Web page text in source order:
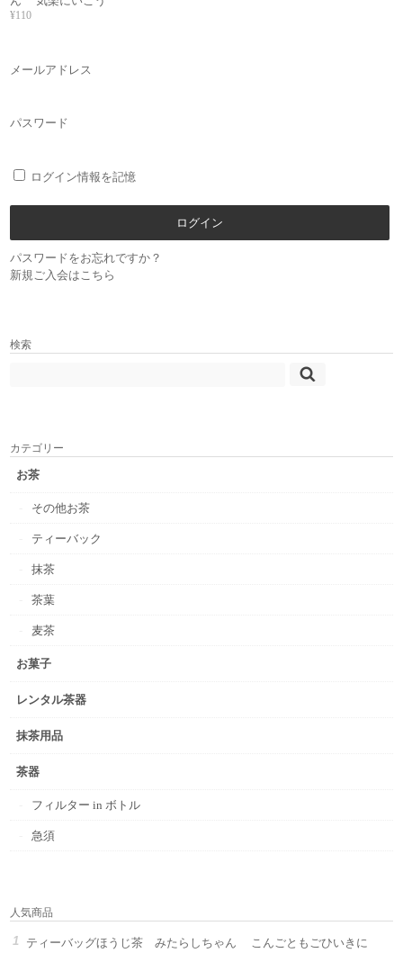
¥110
メールアドレス
パスワード
ログイン情報を記憶
パスワードをお忘れですか？
新規ご入会はこちら
検索
カテゴリー
お茶
その他お茶
ティーバック
抹茶
茶葉
麦茶
お菓子
レンタル茶器
抹茶用品
茶器
フィルター in ボトル
急須
人気商品
ティーバッグほうじ茶 みたらしちゃん こんごともごひいきに